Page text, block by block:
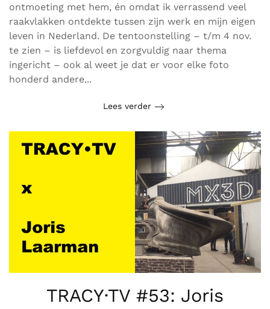
ontmoeting met hem, én omdat ik verrassend veel
raakvlakken ontdekte tussen zijn werk en mijn eigen
leven in Nederland. De tentoonstelling – t/m 4 nov.
te zien – is liefdevol en zorgvuldig naar thema
ingericht – ook al weet je dat er voor elke foto
honderd andere...
Lees verder
TRACY·TV #53: Joris